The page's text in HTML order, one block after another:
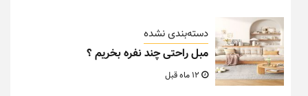
دسته‌بندی نشده
مبل راحتی چند نفره بخریم ؟